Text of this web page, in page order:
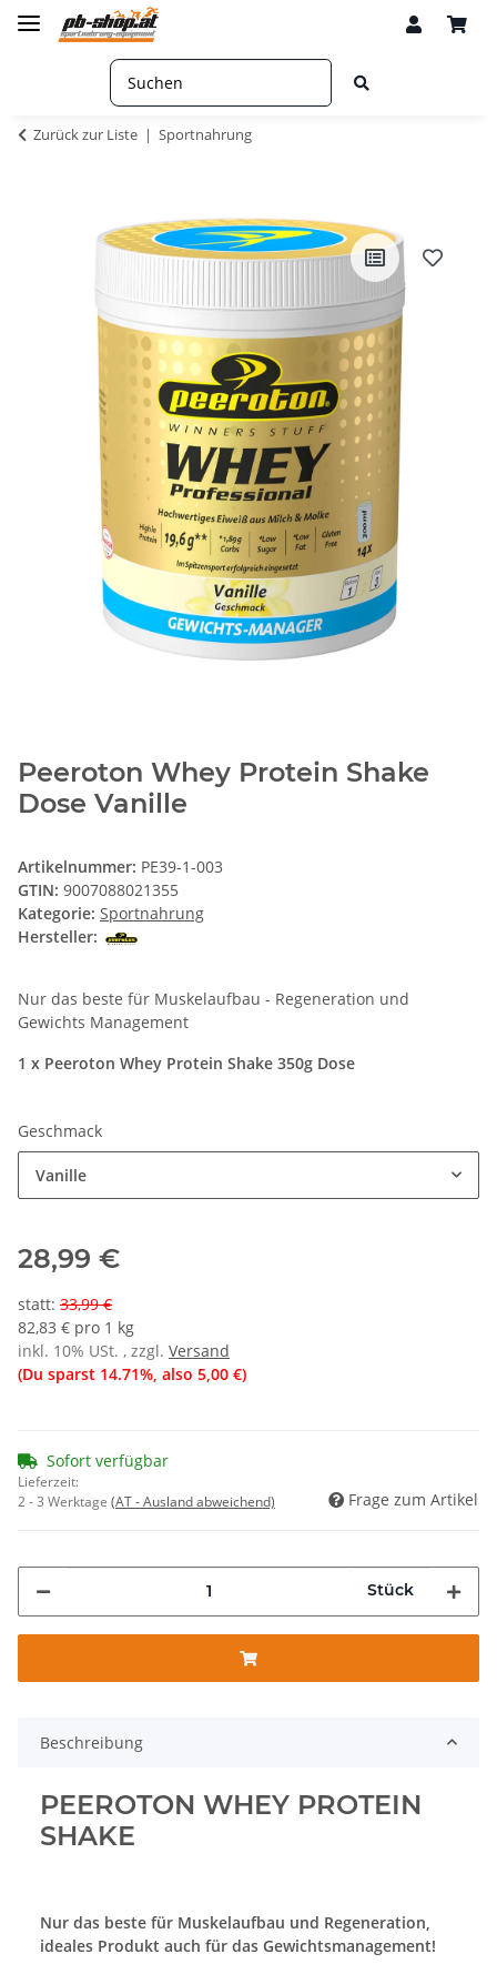
Zurück zur Liste Sportnahrung
Peeroton Whey Protein Shake
Dose Vanille
Artikelnummer: PE39-1-003
GTIN: 9007088021355
Kategorie: Sportnahrung
Hersteller:
Nur das beste für Muskelaufbau - Regeneration und
Gewichts Management
1 x Peeroton Whey Protein Shake 350g Dose
Geschmack
Vanille
28,99 €
statt: 33,99 €
82,83 € pro 1 kg
inkl. 10% USt. , zzgl. Versand
(Du sparst 14.71%, also 5,00 €)
Sofort verfügbar
Lieferzeit:
2 - 3 Werktage (AT - Ausland abweichend) Frage zum Artikel
Stück
Beschreibung
PEEROTON WHEY PROTEIN
SHAKE
Nur das beste für Muskelaufbau und Regeneration,
ideales Produkt auch für das Gewichtsmanagement!